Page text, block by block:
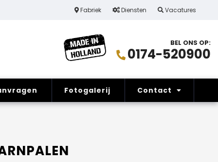
1 vast
Fabriek Diensten Vacatures
BEL ONS OP:
0174-520900
Fotogalerij Contact